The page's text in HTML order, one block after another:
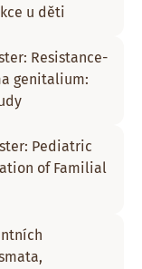
u děti
Resistance-
genitalium:
Pediatric
of Familial